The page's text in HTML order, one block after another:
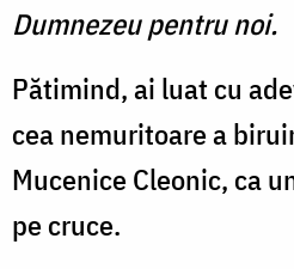
Dumnezeu pentru noi.
Pătimind, ai luat cu
cea nemuritoare a
Mucenice Cleonic, ca
pe cruce.